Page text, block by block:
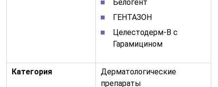
Белогент
ГЕНТАЗОН
Целестодерм-В с
Гарамицином
Категория
Дерматологические
препараты